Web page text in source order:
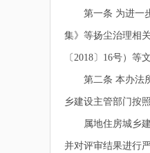
第一条 为进一步
集》等扬尘治理相
〔2018〕16号）
第二条 本办法所
乡建设主管部门按
属地住房城乡建
并对评审结果进行